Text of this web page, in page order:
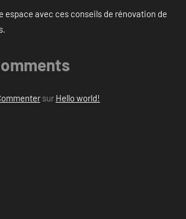
espace avec ces conseils de rénovation de
sur Hello world!